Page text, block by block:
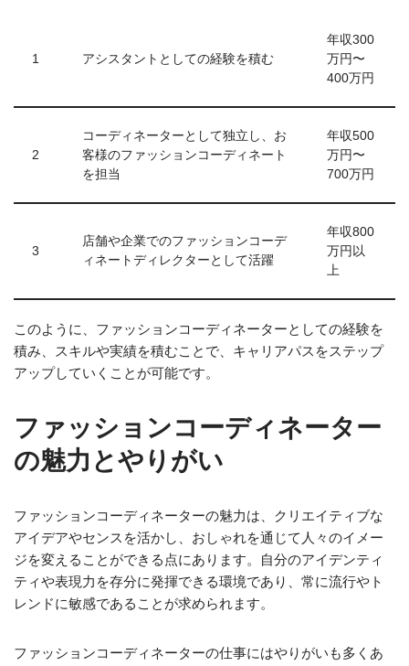
1 アシスタントとしての経験を積む
年収300
万円〜
400万円
2
コーディネーターとして独立し、お
客様のファッションコーディネート
を担当
年収500
万円〜
700万円
3
店舗や企業でのファッションコーデ
ィネートディレクターとして活躍
年収800
万円以
上
このように、ファッションコーディネーターとしての経験を
積み、スキルや実績を積むことで、キャリアパスをステップ
アップしていくことが可能です。
ファッションコーディネーター
の魅力とやりがい
ファッションコーディネーターの魅力は、クリエイティブな
アイデアやセンスを活かし、おしゃれを通じて人々のイメー
ジを変えることができる点にあります。自分のアイデンティ
ティや表現力を存分に発揮できる環境であり、常に流行やト
レンドに敏感であることが求められます。
ファッションコーディネーターの仕事にはやりがいも多くあ